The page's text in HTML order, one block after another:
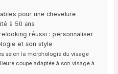
pour une chevelure
à 50 ans
réussi : personnaliser
et son style
selon la morphologie du visage
coupe adaptée à son visage à